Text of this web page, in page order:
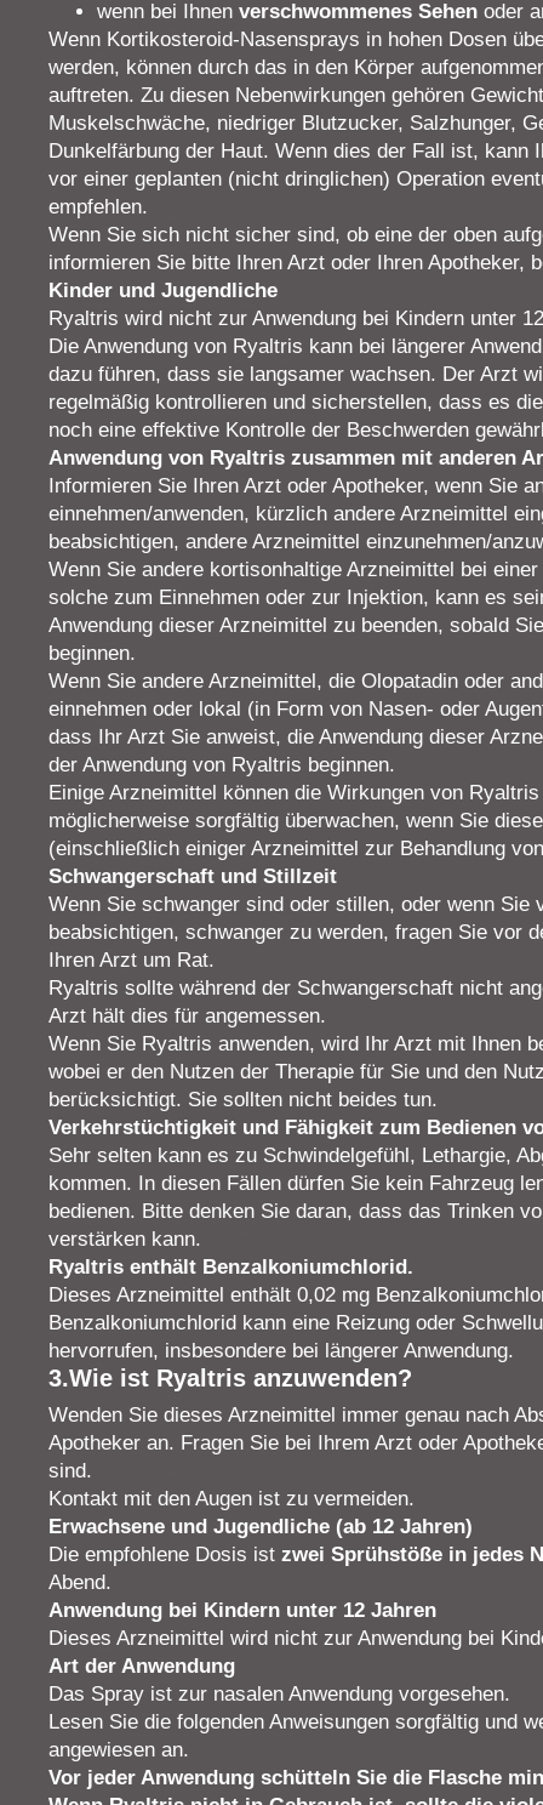
wenn bei Ihnen verschwommenes Sehen oder
Wenn Kortikosteroid-Nasensprays in hohen Dosen
werden, können durch das in den Körper
auftreten. Zu diesen Nebenwirkungen gehören
Muskelschwäche, niedriger Blutzucker, Salzhunger,
Dunkelfärbung der Haut. Wenn dies der Fall ist, kann
vor einer geplanten (nicht dringlichen) Operation
empfehlen.
Wenn Sie sich nicht sicher sind, ob eine der oben
informieren Sie bitte Ihren Arzt oder Ihren Apotheker,
Kinder und Jugendliche
Ryaltris wird nicht zur Anwendung bei Kindern unter
Die Anwendung von Ryaltris kann bei längerer
dazu führen, dass sie langsamer wachsen. Der Arzt
regelmäßig kontrollieren und sicherstellen, dass es
noch eine effektive Kontrolle der Beschwerden
Anwendung von Ryaltris zusammen mit anderen
Informieren Sie Ihren Arzt oder Apotheker, wenn Sie
einnehmen/anwenden, kürzlich andere Arzneimittel
beabsichtigen, andere Arzneimittel einzunehmen/
Wenn Sie andere kortisonhaltige Arzneimittel bei
solche zum Einnehmen oder zur Injektion, kann es
Anwendung dieser Arzneimittel zu beenden, sobald
beginnen.
Wenn Sie andere Arzneimittel, die Olopatadin oder
einnehmen oder lokal (in Form von Nasen- oder
dass Ihr Arzt Sie anweist, die Anwendung dieser
der Anwendung von Ryaltris beginnen.
Einige Arzneimittel können die Wirkungen von
möglicherweise sorgfältig überwachen, wenn Sie
(einschließlich einiger Arzneimittel zur Behandlung
Schwangerschaft und Stillzeit
Wenn Sie schwanger sind oder stillen, oder wenn Sie
beabsichtigen, schwanger zu werden, fragen Sie vor
Ihren Arzt um Rat.
Ryaltris sollte während der Schwangerschaft nicht
Arzt hält dies für angemessen.
Wenn Sie Ryaltris anwenden, wird Ihr Arzt mit Ihnen
wobei er den Nutzen der Therapie für Sie und den
berücksichtigt. Sie sollten nicht beides tun.
Verkehrstüchtigkeit und Fähigkeit zum Bedienen
Sehr selten kann es zu Schwindelgefühl, Lethargie,
kommen. In diesen Fällen dürfen Sie kein Fahrzeug
bedienen. Bitte denken Sie daran, dass das Trinken
verstärken kann.
Ryaltris enthält Benzalkoniumchlorid.
Dieses Arzneimittel enthält 0,02 mg
Benzalkoniumchlorid kann eine Reizung oder
hervorrufen, insbesondere bei längerer Anwendung.
3.Wie ist Ryaltris anzuwenden?
Wenden Sie dieses Arzneimittel immer genau nach
Apotheker an. Fragen Sie bei Ihrem Arzt oder
sind.
Kontakt mit den Augen ist zu vermeiden.
Erwachsene und Jugendliche (ab 12 Jahren)
Die empfohlene Dosis ist zwei Sprühstöße in jedes
Abend.
Anwendung bei Kindern unter 12 Jahren
Dieses Arzneimittel wird nicht zur Anwendung bei
Art der Anwendung
Das Spray ist zur nasalen Anwendung vorgesehen.
Lesen Sie die folgenden Anweisungen sorgfältig und
angewiesen an.
Vor jeder Anwendung schütteln Sie die Flasche